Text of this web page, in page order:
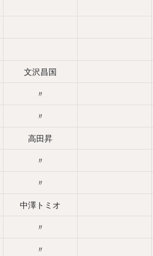
文沢昌国
〃
〃
高田昇
〃
〃
中澤トミオ
〃
〃